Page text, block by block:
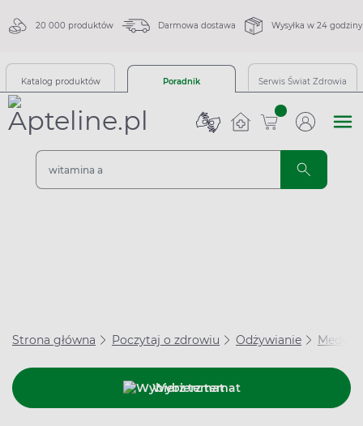
20 000 produktów Darmowa dostawa Wysyłka w 24 godziny
Katalog produktów Poradnik Serwis Świat Zdrowia
sztuk
Strona główna Poczytaj o zdrowiu Odżywianie
Wybierz temat